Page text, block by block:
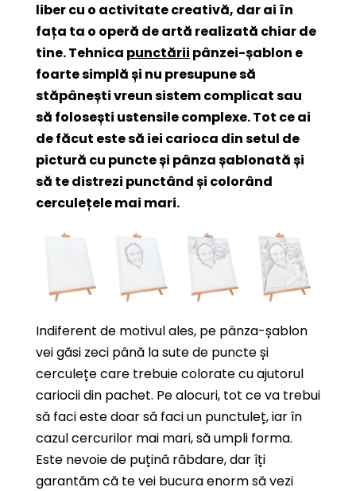
liber cu o activitate creativă, dar ai în
fața ta o operă de artă realizată chiar de
tine. Tehnica punctării pânzei-șablon e
foarte simplă și nu presupune să
stăpânești vreun sistem complicat sau
să folosești ustensile complexe. Tot ce ai
de făcut este să iei carioca din setul de
pictură cu puncte și pânza șablonată și
să te distrezi punctând și colorând
cerculețele mai mari.
Indiferent de motivul ales, pe pânza-șablon
vei găsi zeci până la sute de puncte și
cerculețe care trebuie colorate cu ajutorul
cariocii din pachet. Pe alocuri, tot ce va trebui
să faci este doar să faci un punctuleț, iar în
cazul cercurilor mai mari, să umpli forma.
Este nevoie de puțină răbdare, dar îți
garantăm că te vei bucura enorm să vezi